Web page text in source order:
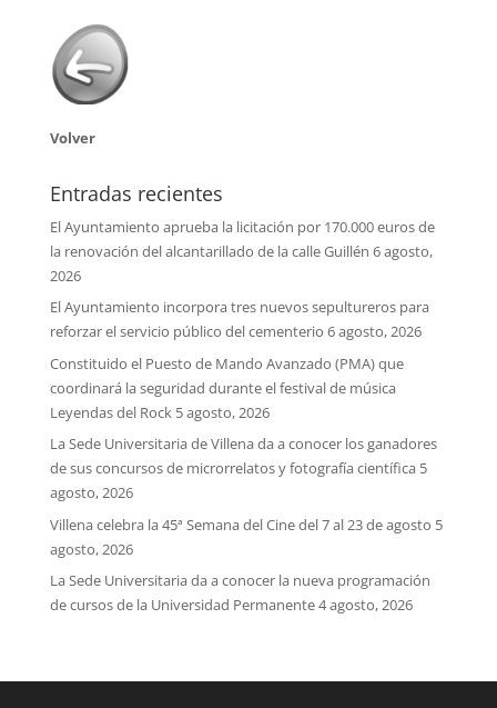
Volver
Entradas recientes
El Ayuntamiento aprueba la licitación por 170.000 euros de
la renovación del alcantarillado de la calle Guillén 6 agosto,
2026
El Ayuntamiento incorpora tres nuevos sepultureros para
reforzar el servicio público del cementerio 6 agosto, 2026
Constituido el Puesto de Mando Avanzado (PMA) que
coordinará la seguridad durante el festival de música
Leyendas del Rock 5 agosto, 2026
La Sede Universitaria de Villena da a conocer los ganadores
de sus concursos de microrrelatos y fotografía científica 5
agosto, 2026
Villena celebra la 45ª Semana del Cine del 7 al 23 de agosto 5
agosto, 2026
La Sede Universitaria da a conocer la nueva programación
de cursos de la Universidad Permanente4 agosto, 2026